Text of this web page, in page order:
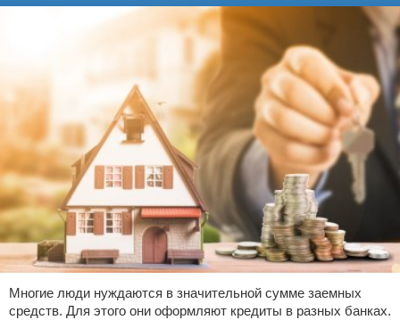
Многие люди нуждаются в значительной сумме заемных
средств. Для этого они оформляют кредиты в разных банках.